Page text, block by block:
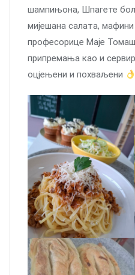
шампињона, Шпагете
мијешана салата,
професорице Маје
припремања као и
оцјењени и похваљени